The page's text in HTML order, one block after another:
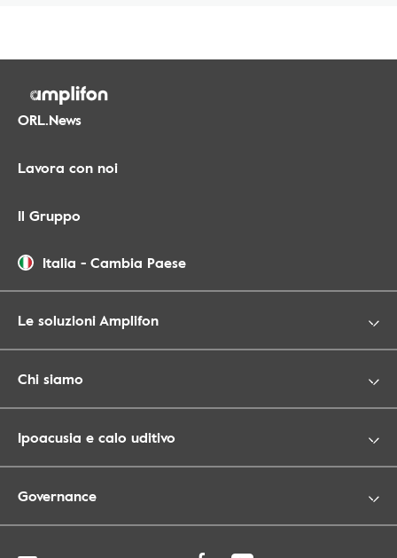
ORL.News
Lavora con noi
Il Gruppo
Italia - Cambia Paese
Le soluzioni Amplifon
Chi siamo
Ipoacusia e calo uditivo
Governance